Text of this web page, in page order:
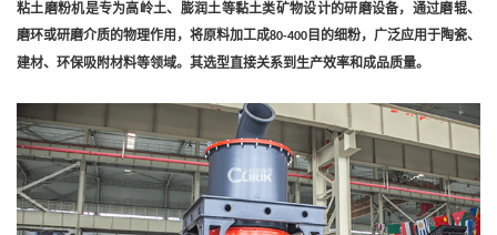
粘土磨粉机是专为高岭土、膨润土等黏土类矿物设计的研磨设备，通过磨辊、
磨环或研磨介质的物理作用，将原料加工成80-400 目的细粉，广泛应用于陶瓷、
建材、环保吸附材料等领域。其选型直接关系到生产效率和成品质量。